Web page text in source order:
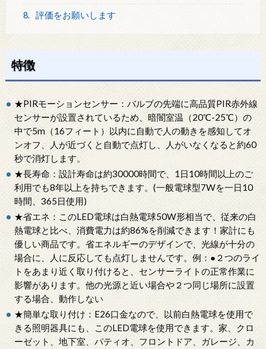
8. 評価をお願いします
特徴
★PIRモーションセンサー：バルブの先端に高品質PIR赤外線
センサーが設置されているため、暗闇室温（20℃-25℃）の
中で5m（16フィート）以内に自動で人の動きを感知してオ
ンオフ、人が近づくと自動で点灯し、人がいなくなると約60
秒で消灯します。
★長寿命：設計寿命は約30000時間で、1日10時間以上のご
利用でも8年以上を持ちできます。(一般電球型7Wを一日10
時間、365日使用)
★省エネ：このLED電球は白熱電球50W形相当で、従来の白
熱電球と比べ、消費電力は約86%を削減できます！家計にも
優しい商品です。省エネルギーのデザインで、光線が十分の
場合に、人に反応しても点灯しませんです。例：●２つのライ
トをあまり近く取り付けると、センサーライトの正常作業に
影響があります。他の光源と近い場合や２つ同じ場所に設置
する場合、動作しない
★簡単な取り付け：E26口金なので、以前白熱電球を使用で
きる照明器具にも、このLED電球を使用できます。家、クロ
ーゼット、地下室、パティオ、フロントドア、ガレージ、カ